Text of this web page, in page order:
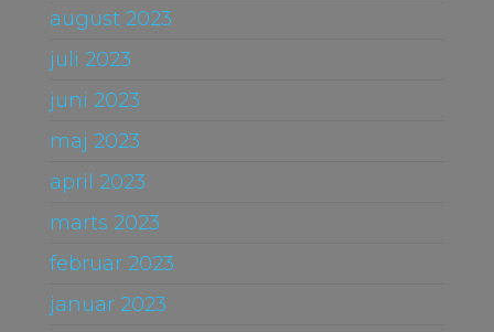
august 2023
juli 2023
juni 2023
maj 2023
april 2023
marts 2023
februar 2023
januar 2023